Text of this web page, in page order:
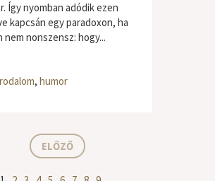
Így nyomban adódik ezen
kapcsán egy paradoxon, ha
nem nonszensz: hogy...
, humor
ELŐZŐ